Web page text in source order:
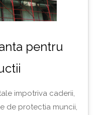
pentru
impotriva caderii,
de protectia muncii,